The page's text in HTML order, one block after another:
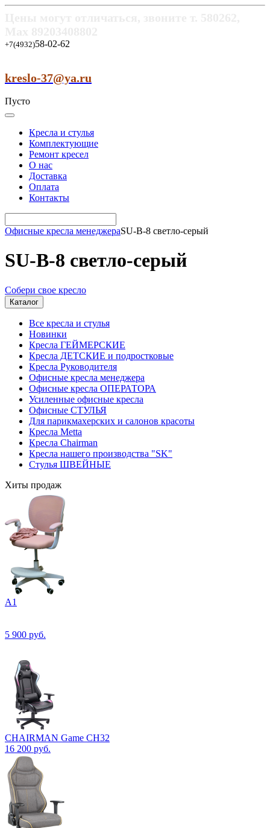
+7(4932)58-02-62
kreslo-37@ya.ru
Пусто
Кресла и стулья
Комплектующие
Ремонт кресел
О нас
Доставка
Оплата
Контакты
Офисные кресла менеджераSU-B-8 светло-серый
SU-B-8 светло-серый
Собери свое кресло
Каталог
Все кресла и стулья
Новинки
Кресла ГЕЙМЕРСКИЕ
Кресла ДЕТСКИЕ и подростковые
Кресла Руководителя
Офисные кресла менеджера
Офисные кресла ОПЕРАТОРА
Усиленные офисные кресла
Офисные СТУЛЬЯ
Для парикмахерских и салонов красоты
Кресла Metta
Кресла Chairman
Кресла нашего производства "SK"
Стулья ШВЕЙНЫЕ
Хиты продаж
А1
5 900 руб.
CHAIRMAN Game CH32
16 200 руб.